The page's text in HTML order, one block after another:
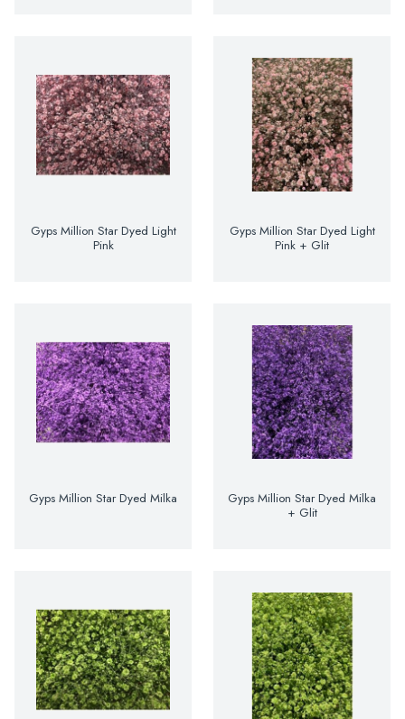
Gyps Million Star Dyed Light
Pink
Gyps Million Star Dyed Light
Pink + Glit
Gyps Million Star Dyed Milka
Gyps Million Star Dyed Milka
+ Glit